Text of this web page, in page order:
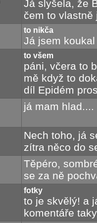
Já slyšela, že
čem to vlastně
to nikča
Já jsem
to všem
páni, včera to
mě když to
díl Epidém
já mam
Nech toho, já
zítra něco do
Těpéro,
se za ně
fotky
to je skvělý! a
komentáře